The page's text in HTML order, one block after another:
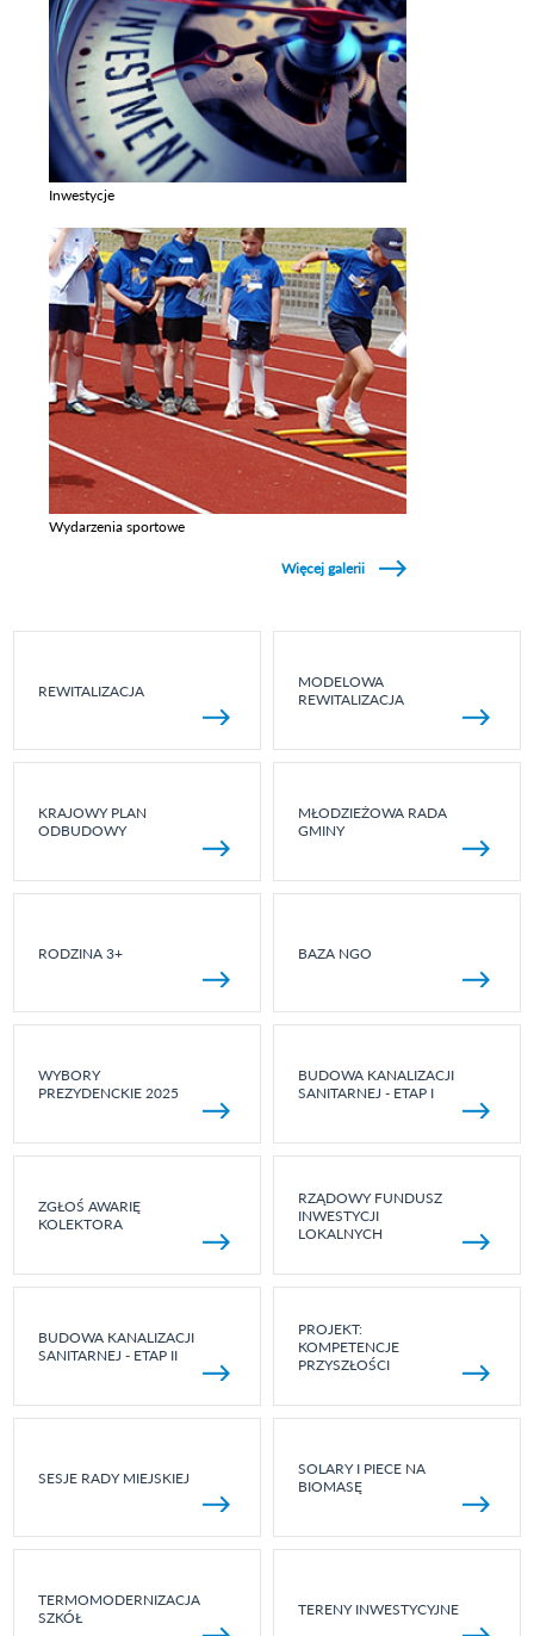
Inwestycje
Wydarzenia sportowe
Więcej galerii
REWITALIZACJA
MODELOWA
REWITALIZACJA
KRAJOWY PLAN
ODBUDOWY
MŁODZIEŻOWA RADA
GMINY
RODZINA 3+ BAZA NGO
WYBORY
PREZYDENCKIE 2025
BUDOWA KANALIZACJI
SANITARNEJ - ETAP I
ZGŁOŚ AWARIĘ
KOLEKTORA
RZĄDOWY FUNDUSZ
INWESTYCJI
LOKALNYCH
BUDOWA KANALIZACJI
SANITARNEJ - ETAP II
PROJEKT:
KOMPETENCJE
PRZYSZŁOŚCI
SESJE RADY MIEJSKIEJ
SOLARY I PIECE NA
BIOMASĘ
TERMOMODERNIZACJA
SZKÓŁ
TERENY INWESTYCYJNE